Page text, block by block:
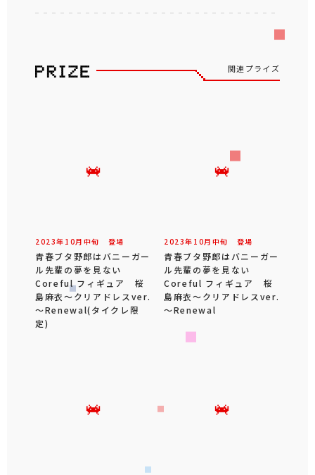
関連プライズ
2023年 10月 中旬 登場
青春ブタ野郎はバニーガー
ル先輩の夢を見ない
Coreful フィギュア 桜
島麻衣～クリアドレスver.
～Renewal(タイクレ限
定)
2023年 10月 中旬 登場
青春ブタ野郎はバニーガー
ル先輩の夢を見ない
Coreful フィギュア 桜
島麻衣～クリアドレスver.
～Renewal